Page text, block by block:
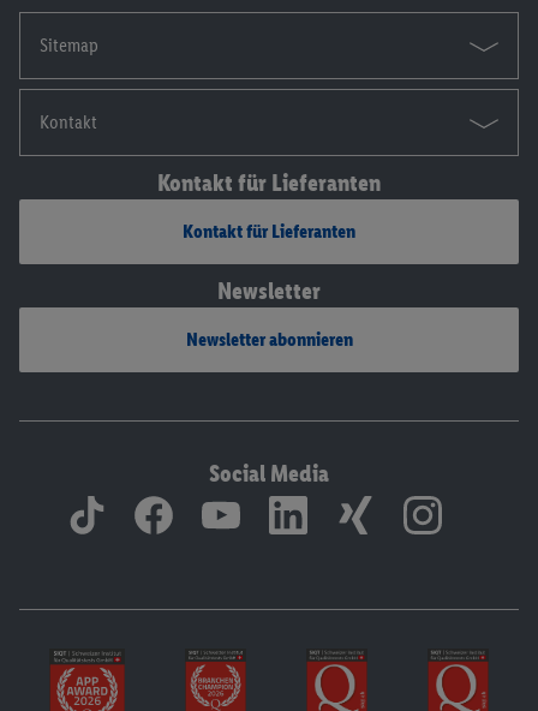
Sitemap
Kontakt
Kontakt für Lieferanten
Kontakt für Lieferanten
Newsletter
Newsletter abonnieren
Social Media